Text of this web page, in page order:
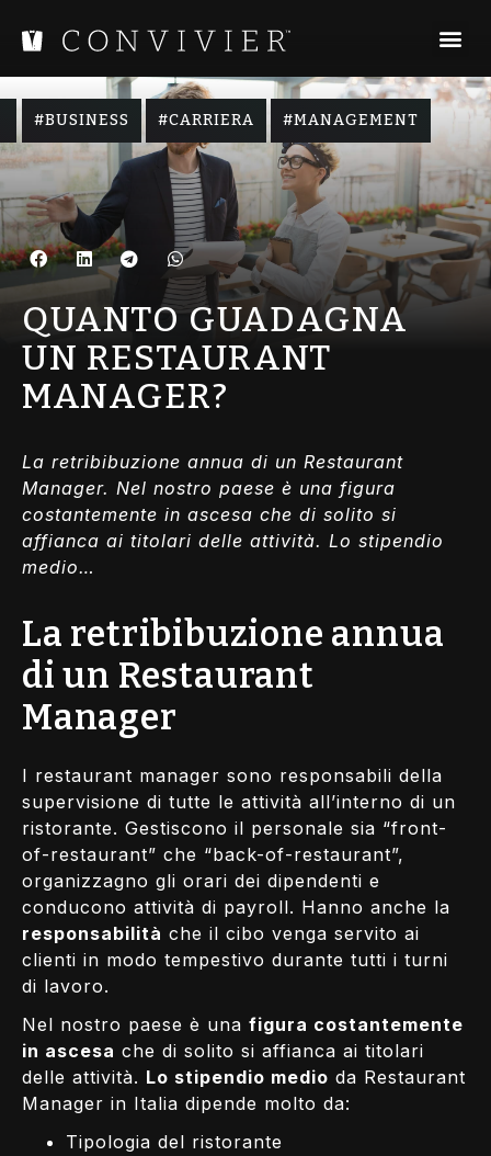
BUSINESS CARRIERA MANAGEMENT
QUANTO GUADAGNA
UN RESTAURANT
MANAGER?
La retribibuzione annua di un Restaurant
Manager. Nel nostro paese è una figura
costantemente in ascesa che di solito si
affianca ai titolari delle attività. Lo stipendio
medio…
La retribibuzione annua
di un Restaurant
Manager
I restaurant manager sono responsabili della
supervisione di tutte le attività all’interno di un
ristorante. Gestiscono il personale sia “front-
of-restaurant” che “back-of-restaurant”,
organizzagno gli orari dei dipendenti e
conducono attività di payroll. Hanno anche la
responsabilità che il cibo venga servito ai
clienti in modo tempestivo durante tutti i turni
di lavoro.
Nel nostro paese è una figura costantemente
in ascesa che di solito si affianca ai titolari
delle attività. Lo stipendio medio da Restaurant
Manager in Italia dipende molto da:
Tipologia del ristorante